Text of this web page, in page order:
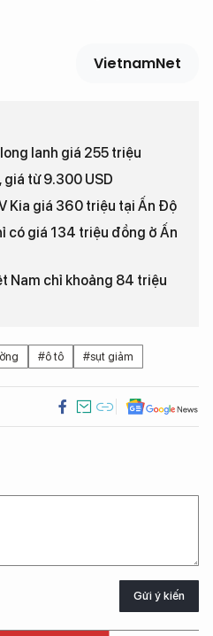
VietnamNet
lanh giá 255 triệu
giá từ 9.300 USD
Kia giá 360 triệu tại Ấn Độ
có giá 134 triệu đồng ở Ấn
Nam chỉ khoảng 84 triệu
#ô tô #sụt giảm
Gửi ý kiến